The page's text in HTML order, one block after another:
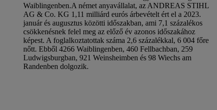
Waiblingenben.A német anyavállalat, az ANDREAS STIHL
AG & Co. KG 1,11 milliárd eurós árbevételt ért el a 2023.
január és augusztus közötti időszakban, ami 7,1 százalékos
csökkenésnek felel meg az előző év azonos időszakához
képest. A foglalkoztatottak száma 2,6 százalékkal, 6 004 főre
nőtt. Ebből 4266 Waiblingenben, 460 Fellbachban, 259
Ludwigsburgban, 921 Weinsheimben és 98 Wiechs am
Randenben dolgozik.